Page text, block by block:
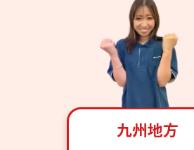
九州地方